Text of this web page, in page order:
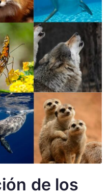
de los